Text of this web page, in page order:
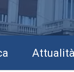
Attualità